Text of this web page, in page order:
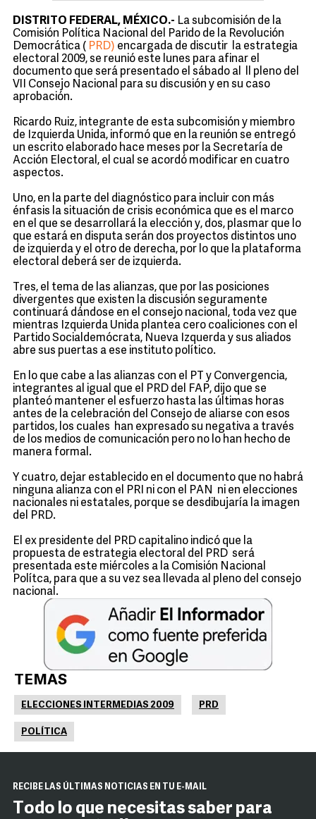
DISTRITO FEDERAL, MÉXICO.- La subcomisión de la
Comisión Política Nacional del Parido de la Revolución
Democrática ( PRD) encargada de discutir la estrategia
electoral 2009, se reunió este lunes para afinar el
documento que será presentado el sábado al ll pleno del
VII Consejo Nacional para su discusión y en su caso
aprobación.
Ricardo Ruiz, integrante de esta subcomisión y miembro
de Izquierda Unida, informó que en la reunión se entregó
un escrito elaborado hace meses por la Secretaría de
Acción Electoral, el cual se acordó modificar en cuatro
aspectos.
Uno, en la parte del diagnóstico para incluir con más
énfasis la situación de crisis económica que es el marco
en el que se desarrollará la elección y, dos, plasmar que lo
que estará en disputa serán dos proyectos distintos uno
de izquierda y el otro de derecha, por lo que la plataforma
electoral deberá ser de izquierda.
Tres, el tema de las alianzas, que por las posiciones
divergentes que existen la discusión seguramente
continuará dándose en el consejo nacional, toda vez que
mientras Izquierda Unida plantea cero coaliciones con el
Partido Socialdemócrata, Nueva Izquerda y sus aliados
abre sus puertas a ese instituto político.
En lo que cabe a las alianzas con el PT y Convergencia,
integrantes al igual que el PRD del FAP, dijo que se
planteó mantener el esfuerzo hasta las últimas horas
antes de la celebración del Consejo de aliarse con esos
partidos, los cuales han expresado su negativa a través
de los medios de comunicación pero no lo han hecho de
manera formal.
Y cuatro, dejar establecido en el documento que no habrá
ninguna alianza con el PRI ni con el PAN ni en elecciones
nacionales ni estatales, porque se desdibujaría la imagen
del PRD.
El ex presidente del PRD capitalino indicó que la
propuesta de estrategia electoral del PRD será
presentada este miércoles a la Comisión Nacional
Polítca, para que a su vez sea llevada al pleno del consejo
nacional.
TEMAS
ELECCIONES INTERMEDIAS 2009 PRD
POLÍTICA
RECIBE LAS ÚLTIMAS NOTICIAS EN TU E-MAIL
Todo lo que necesitas saber para